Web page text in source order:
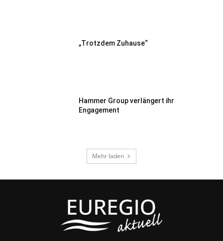
„Trotzdem Zuhause“
Hammer Group verlängert ihr
Engagement
Mehr laden